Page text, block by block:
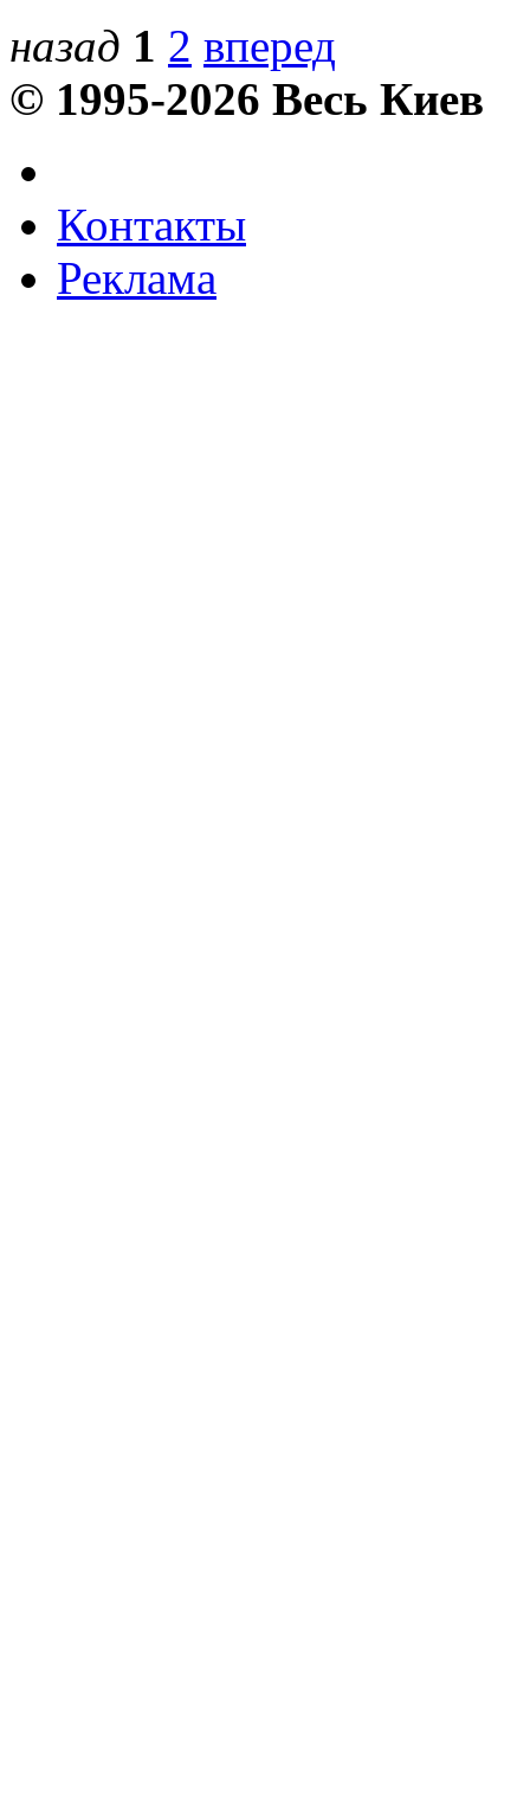
назад 1 2 вперед
© 1995-2026 Весь Киев
Контакты
Реклама